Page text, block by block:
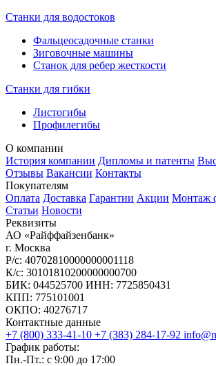
Станки для водостоков
Фальцеосадочные станки
Зиговочные машины
Станок для ребер жесткости
Станки для гибки
Листогибы
Профилегибы
О компании
История компании Дипломы и патенты
Отзывы Вакансии Контакты
Покупателям
Оплата Доставка Гарантии Акции Монтаж
Статьи Новости
Реквизиты
АО «Райффайзенбанк»
г. Москва
Р/с: 40702810000000001118
К/с: 30101810200000000700
БИК: 044525700 ИНН: 7725850431
КПП: 775101001
ОКПО: 40276717
Контактные данные
+7 (800) 333-41-10 +7 (383) 284-17-92
График работы:
Пн.-Пт.: с 9:00 до 17:00